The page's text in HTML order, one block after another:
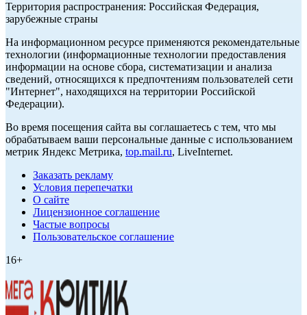
Территория распространения: Российская Федерация,
зарубежные страны
На информационном ресурсе применяются рекомендательные
технологии (информационные технологии предоставления
информации на основе сбора, систематизации и анализа
сведений, относящихся к предпочтениям пользователей сети
"Интернет", находящихся на территории Российской
Федерации).
Во время посещения сайта вы соглашаетесь с тем, что мы
обрабатываем ваши персональные данные с использованием
метрик Яндекс Метрика, top.mail.ru, LiveInternet.
Заказать рекламу
Условия перепечатки
О сайте
Лицензионное соглашение
Частые вопросы
Пользовательское соглашение
16+